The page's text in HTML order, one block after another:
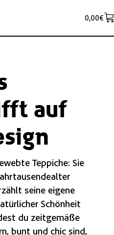
0,00€
auf
Teppiche: Sie
seine eigene
Schönheit
du zeitgemäße
bunt und chic sind,